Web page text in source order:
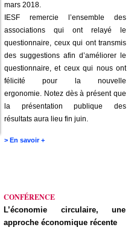
mars 2018.
IESF remercie l’ensemble des
associations qui ont relayé le
questionnaire, ceux qui ont transmis
des suggestions afin d’améliorer le
questionnaire, et ceux qui nous ont
félicité pour la nouvelle
ergonomie. Notez dès à présent que
la présentation publique des
résultats aura lieu fin juin.
> En savoir +
CONFÉRENCE
L’économie circulaire, une
approche économique récente